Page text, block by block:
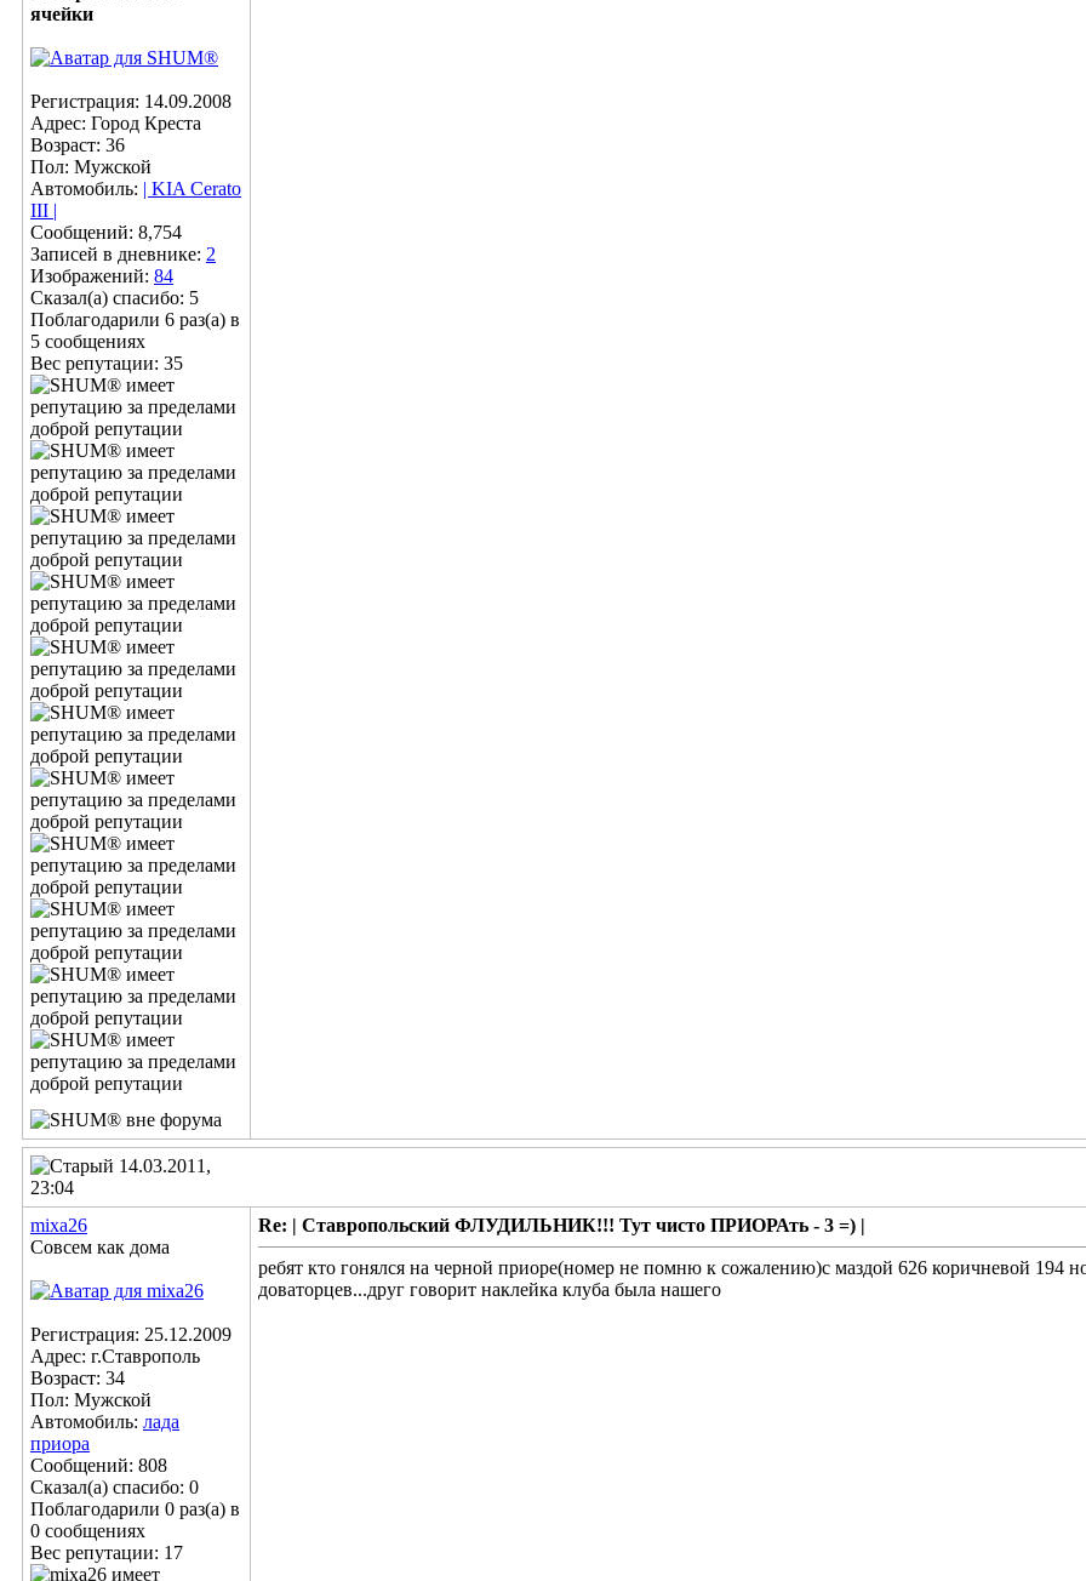
ячейки
Регистрация: 14.09.2008
Адрес: Город Креста
Возраст: 36
Пол: Мужской
Автомобиль: | KIA Cerato
III |
Сообщений: 8,754
Записей в дневнике: 2
Изображений: 84
Сказал(а) спасибо: 5
Поблагодарили 6 раз(а) в
5 сообщениях
Вес репутации: 35
14.03.2011,
23:04
mixa26
Совсем как дома
Регистрация: 25.12.2009
Адрес: г.Ставрополь
Возраст: 34
Пол: Мужской
Автомобиль: лада
приора
Сообщений: 808
Сказал(а) спасибо: 0
Поблагодарили 0 раз(а) в
0 сообщениях
Вес репутации: 17
Re: | Ставропольский ФЛУДИЛЬНИК!!! Тут чисто ПРИОРАть - 3 =) |
ребят кто гонялся на черной приоре(номер не помню к сожалению)с маздой 626 коричневой 194
доваторцев...друг говорит наклейка клуба была нашего